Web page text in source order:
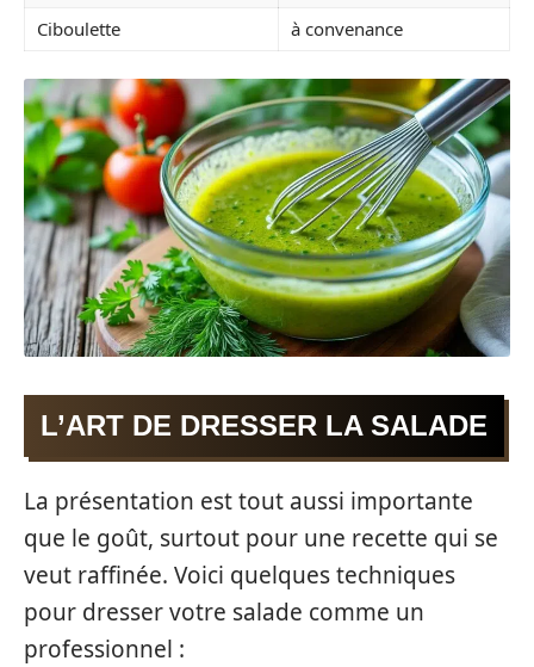
Ciboulette
à convenance
L’ART DE DRESSER LA SALADE
La présentation est tout aussi importante
que le goût, surtout pour une recette qui se
veut raffinée. Voici quelques techniques
pour dresser votre salade comme un
professionnel :